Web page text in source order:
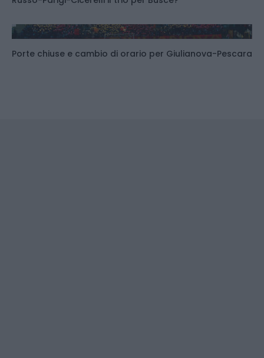
Porte chiuse e cambio di orario per Giulianova-Pescara